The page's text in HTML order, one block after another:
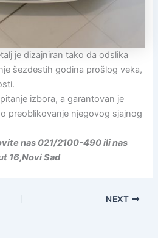
je dizajniran tako da odslika
šezdestih godina prošlog veka,
izbora, a garantovan je
preoblikovanje njegovog sjajnog
nas 021/2100-490 ili nas
16,Novi Sad
NEXT